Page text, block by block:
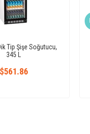
Tip Şişe Soğutucu,
345 L